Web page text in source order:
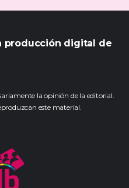
producción digital de
la opinión de la editorial.
este material.